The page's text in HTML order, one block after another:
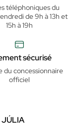
téléphoniques du
de 9h à 13h et
15h à 19h
sécurisé
du concessionnaire
officiel
JÚLIA